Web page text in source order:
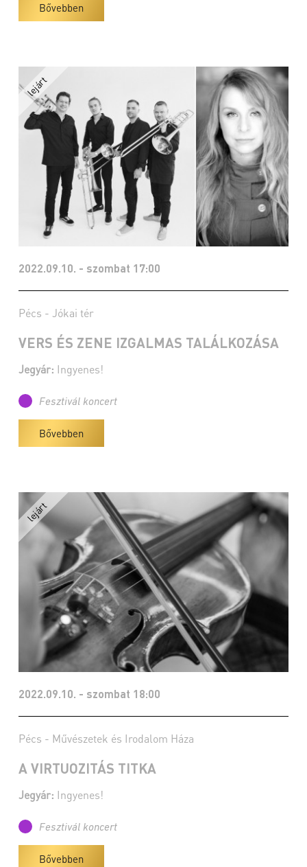
Bővebben
2022.09.10. - szombat 17:00
Pécs - Jókai tér
VERS ÉS ZENE IZGALMAS TALÁLKOZÁSA
Jegyár: Ingyenes!
Fesztivál koncert
Bővebben
2022.09.10. - szombat 18:00
Pécs - Művészetek és Irodalom Háza
A VIRTUOZITÁS TITKA
Jegyár: Ingyenes!
Fesztivál koncert
Bővebben